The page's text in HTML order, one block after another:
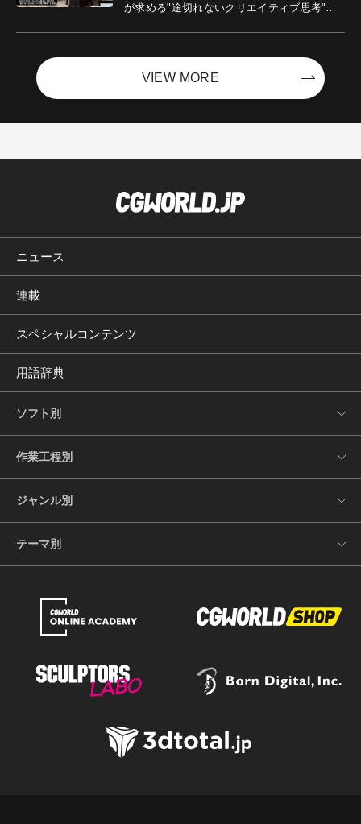
が求める"途切れないクリエイティブ思考"｜
VIEW MORE
ニュース
連載
スペシャルコンテンツ
用語辞典
ソフト別
作業工程別
ジャンル別
テーマ別